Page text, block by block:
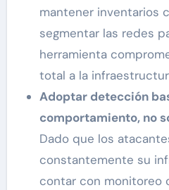
mantener inventarios
segmentar las redes
herramienta
total a la
Adoptar detección
comportamiento, no
Dado que los
constantemente su
contar con monitoreo